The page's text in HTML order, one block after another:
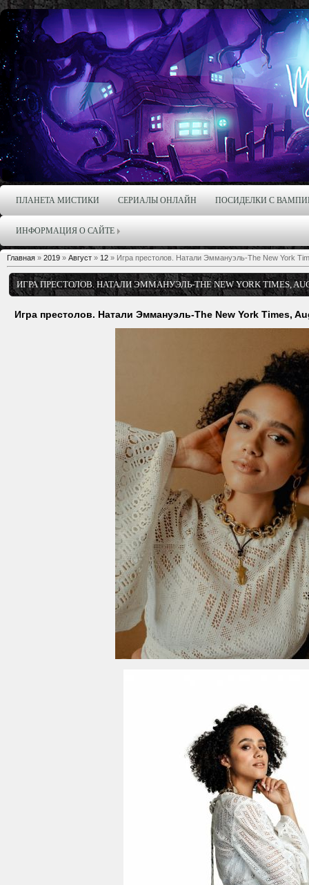
ПЛАНЕТА МИСТИКИ СЕРИАЛЫ ОНЛАЙН ПОСИДЕЛКИ С
ИНФОРМАЦИЯ О САЙТЕ
Главная » 2019 » Август » 12 » Игра престолов. Натали Эммануэль-The New York
ИГРА ПРЕСТОЛОВ. НАТАЛИ ЭММАНУЭЛЬ-THE NEW YORK TIMES,
Игра престолов. Натали Эммануэль-The New York Times,